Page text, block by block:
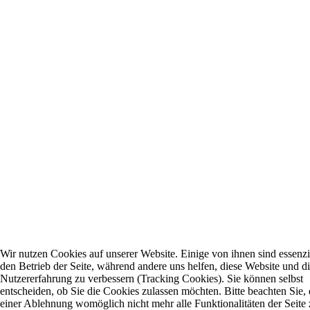
Wir nutzen Cookies auf unserer Website. Einige von ihnen sind
den Betrieb der Seite, während andere uns helfen, diese Website und
Nutzererfahrung zu verbessern (Tracking Cookies). Sie können selbst
entscheiden, ob Sie die Cookies zulassen möchten. Bitte beachten Sie,
einer Ablehnung womöglich nicht mehr alle Funktionalitäten der Seite